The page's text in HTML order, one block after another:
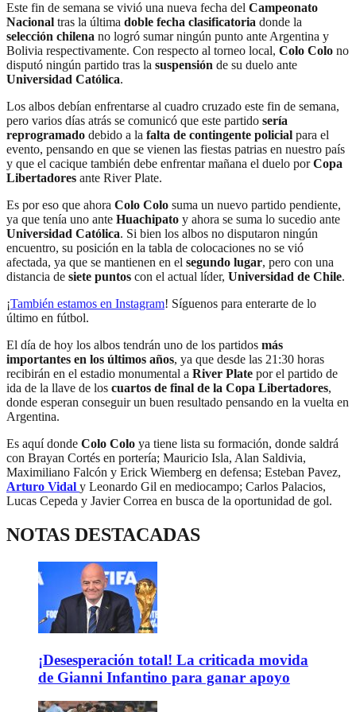
Este fin de semana se vivió una nueva fecha del Campeonato
Nacional tras la última doble fecha clasificatoria donde la
selección chilena no logró sumar ningún punto ante Argentina y
Bolivia respectivamente. Con respecto al torneo local, Colo Colo no
disputó ningún partido tras la suspensión de su duelo ante
Universidad Católica.
Los albos debían enfrentarse al cuadro cruzado este fin de semana,
pero varios días atrás se comunicó que este partido sería
reprogramado debido a la falta de contingente policial para el
evento, pensando en que se vienen las fiestas patrias en nuestro país
y que el cacique también debe enfrentar mañana el duelo porCopa
Libertadores ante River Plate.
Es por eso que ahora Colo Colo suma un nuevo partido pendiente,
ya que tenía uno ante Huachipato y ahora se suma lo sucedio ante
Universidad Católica. Si bien los albos no disputaron ningún
encuentro, su posición en la tabla de colocaciones no se vió
afectada, ya que se mantienen en el segundo lugar, pero con una
distancia de siete puntos con el actual líder, Universidad de Chile.
¡También estamos en Instagram! Síguenos para enterarte de lo
último en fútbol.
El día de hoy los albos tendrán uno de los partidos más
importantes en los últimos años, ya que desde las 21:30 horas
recibirán en el estadio monumental a River Plate por el partido de
ida de la llave de los cuartos de final de la Copa Libertadores,
donde esperan conseguir un buen resultado pensando en la vuelta en
Argentina.
Es aquí donde Colo Colo ya tiene lista su formación, donde saldrá
con Brayan Cortés en portería; Mauricio Isla, Alan Saldivia,
Maximiliano Falcón y Erick Wiemberg en defensa; Esteban Pavez,
Arturo Vidal y Leonardo Gil en mediocampo; Carlos Palacios,
Lucas Cepeda y Javier Correa en busca de la oportunidad de gol.
NOTAS DESTACADAS
¡Desesperación total! La criticada movida
de Gianni Infantino para ganar apoyo